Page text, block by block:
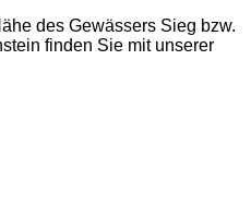
des Gewässers Sieg bzw.
finden Sie mit unserer